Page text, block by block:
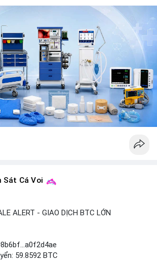
TỨC & TRUYỀN THÔNG: Telegram
nói Bitcoin không cần rõ ràng, Mỹ cần rõ
giảm xuống $4 tỷ trong tháng 7, thấp
Prophet Market ra mắt thị trường dự
Trump nói crypto làเรื่อง lớn, người dùng
cho đồng đô la; Thượng viện Mỹ đẩy lại bỏ
9. Telegram Binance: hỗ trợ trả os cổ
bStocks; MMT Trading Tournament lên tới
Protocol Trading Competition; mở rộng
đến 07/08/2026; hoàn thành tích hợp
Chain. Tin tức gần đây: sau tang lễ
crypto vẫn quay vòng; biến động Bitcoin
rủi ro vẫn tồn tại; tỷ lệ volume
cơ hội cho trung tâm tài chính Á;
thị trên chuỗi: 210k BTC rời ví cũ;
vào đăng ký EU MiCA sau phê duyệt
tách khỏi restaking khi tranh luận về
Sát Cá Voi
ALERT - GIAO DỊCH BTC LỚN
59.8592 BTC